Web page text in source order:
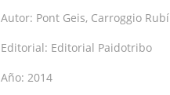
Autor: Pont Geis, Carroggio Rubí
Editorial: Editorial Paidotribo
Año:2014